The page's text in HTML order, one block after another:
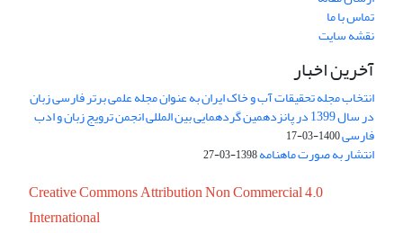
تماس با ما
نقشه سایت
آخرین اخبار
انتخاب مجله تحقیقات آب و خاک ایران به عنوان مجله علمی برتر فارسی زبان
در سال 1399 در پانزدهمین گردهمایی بین المللی انجمن ترویج زبان و ادب
فارسی1400-03-17
انتشار به صورت ماهنامه1398-03-27
Creative Commons Attribution Non Commercial 4.0
International